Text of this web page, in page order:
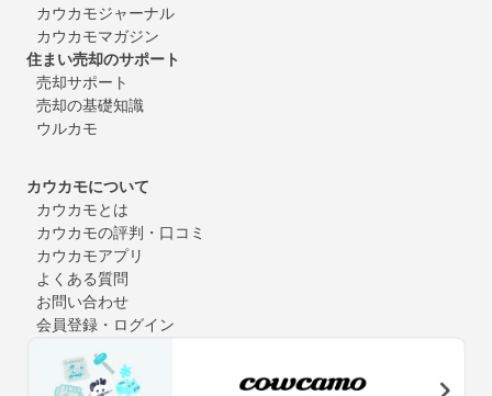
カウカモジャーナル
カウカモマガジン
住まい売却のサポート
売却サポート
売却の基礎知識
ウルカモ
カウカモについて
カウカモとは
カウカモの評判・口コミ
カウカモアプリ
よくある質問
お問い合わせ
会員登録・ログイン